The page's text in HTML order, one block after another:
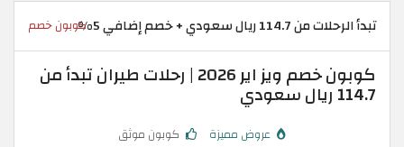
تبدأ الرحلات من 114.7 ريال سعودي + خصم إضافي 5% كوبون خصم
كوبون خصم ويز اير 2026 | رحلات طيران تبدأ من
114.7 ريال سعودي
عروض مميزة كوبون موثق